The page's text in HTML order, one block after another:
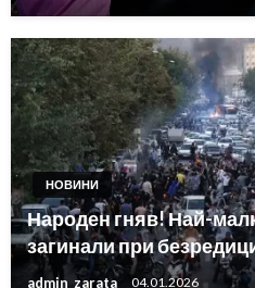
НОВИНИ
Народен гняв! Най-
загинали при
admin_zarata 04.01.2026